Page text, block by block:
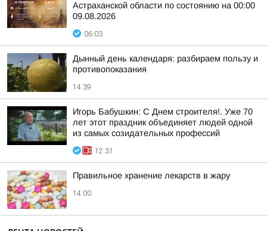
Астраханской области по состоянию на 00:00
09.08.2026
06:03
Дынный день календаря: разбираем пользу и
противопоказания
14:39
Игорь Бабушкин: С Днем строителя!. Уже 70
лет этот праздник объединяет людей одной
из самых созидательных профессий
12:31
Правильное хранение лекарств в жару
14:00